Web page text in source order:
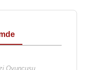
Oyuncusu